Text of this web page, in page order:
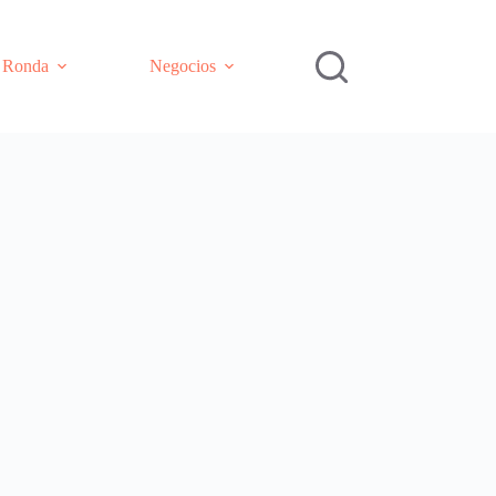
Negocios